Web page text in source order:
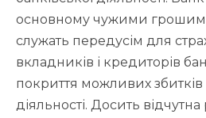
основному чужими
служать передусім для
вкладників і кредиторів
покриття можливих збитків
діяльності. Досить